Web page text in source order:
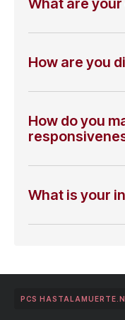
What are
How are you
How do you
What is your
PCS